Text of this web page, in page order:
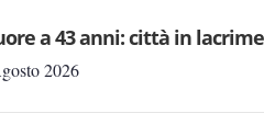
a 43 anni: città in
2026